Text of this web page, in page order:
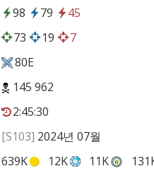
98 79
45
73 19
7
80E
145 962
2:45:30
[S103] 2024년 07월
639K 12K 11K